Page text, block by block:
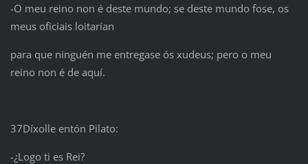
-O meu reino non é deste mundo; se deste mundo fose, os
meus oficiais loitarían
para que ninguén me entregase ós xudeus; pero o meu
reino non é de aquí.
37Díxolle entón Pilato:
-¿Logo ti es Rei?